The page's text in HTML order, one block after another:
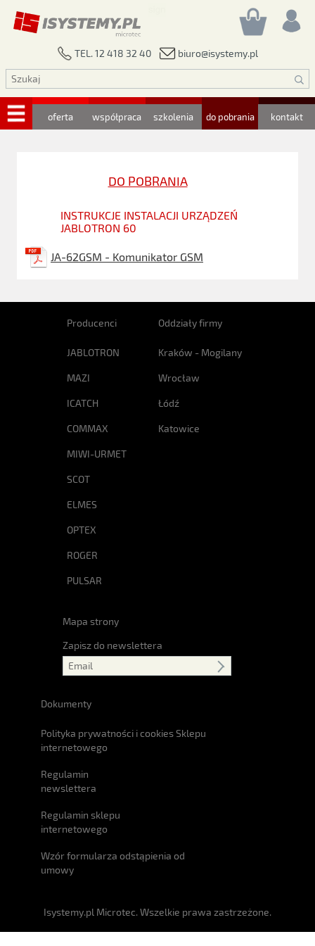
TEL. 12 418 32 40 biuro@isystemy.pl
oferta współpraca szkolenia do pobrania kontakt
DO POBRANIA
INSTRUKCJE INSTALACJI URZĄDZEŃ
JABLOTRON 60
JA-62GSM - Komunikator GSM
Producenci
JABLOTRON
MAZI
ICATCH
COMMAX
MIWI-URMET
SCOT
ELMES
OPTEX
ROGER
PULSAR
Oddziały firmy
Kraków - Mogilany
Wrocław
Łódź
Katowice
Mapa strony
Zapisz do newslettera
Dokumenty
Polityka prywatności i cookies Sklepu
internetowego
Regulamin
newslettera
Regulamin sklepu
internetowego
Wzór formularza odstąpienia od
umowy
Isystemy.pl Microtec. Wszelkie prawa zastrzeżone.